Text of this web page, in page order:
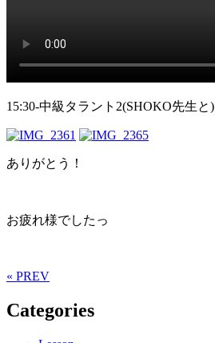
15:30-中級タラント2(SHOKO先生と)
ありがとう！
お疲れ様でしたっ
« PREV
Categories